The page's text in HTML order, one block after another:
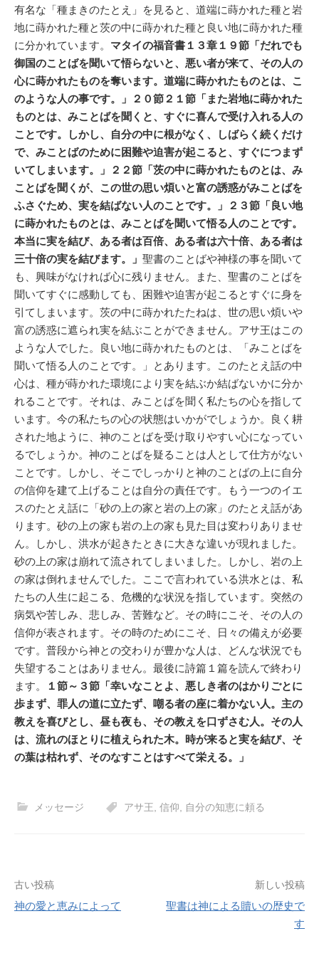
有名な「種まきのたとえ」を見ると、道端に蒔かれた種と岩
地に蒔かれた種と茨の中に蒔かれた種と良い地に蒔かれた種
に分かれています。 マタイの福音書１３章１９節「だれでも
御国のことばを聞いて悟らないと、悪い者が来て、その人の
心に蒔かれたものを奪います。道端に蒔かれたものとは、こ
のような人の事です。」２０節２１節「また岩地に蒔かれた
ものとは、みことばを聞くと、すぐに喜んで受け入れる人の
ことです。しかし、自分の中に根がなく、しばらく続くだけ
で、みことばのために困難や迫害が起こると、すぐにつまず
いてしまいます。」２２節「茨の中に蒔かれたものとは、み
ことばを聞くが、この世の思い煩いと富の誘惑がみことばを
ふさぐため、実を結ばない人のことです。」２３節「良い地
に蒔かれたものとは、みことばを聞いて悟る人のことです。
本当に実を結び、ある者は百倍、ある者は六十倍、ある者は
三十倍の実を結びます。」 聖書のことばや神様の事を聞いて
も、興味がなければ心に残りません。また、聖書のことばを
聞いてすぐに感動しても、困難や迫害が起こるとすぐに身を
引てしまいます。茨の中に蒔かれたたねは、世の思い煩いや
富の誘惑に遮られ実を結ぶことができません。アサ王はこの
ような人でした。良い地に蒔かれたものとは、「みことばを
聞いて悟る人のことです。」とあります。このたとえ話の中
心は、種が蒔かれた環境により実を結ぶか結ばないかに分か
れることです。それは、みことばを聞く私たちの心を指して
います。今の私たちの心の状態はいかがでしょうか。良く耕
された地ように、神のことばを受け取りやすい心になってい
るでしょうか。神のことばを疑ることは人として仕方がない
ことです。しかし、そこでしっかりと神のことばの上に自分
の信仰を建て上げることは自分の責任です。もう一つのイエ
スのたとえ話に「砂の上の家と岩の上の家」のたとえ話があ
ります。砂の上の家も岩の上の家も見た目は変わりありませ
ん。しかし、洪水が起きたときに大きな違いが現れました。
砂の上の家は崩れて流されてしまいました。しかし、岩の上
の家は倒れませんでした。ここで言われている洪水とは、私
たちの人生に起こる、危機的な状況を指しています。突然の
病気や苦しみ、悲しみ、苦難など。その時にこそ、その人の
信仰が表されます。その時のためにこそ、日々の備えが必要
です。普段から神との交わりが豊かな人は、どんな状況でも
失望することはありません。最後に詩篇１篇を読んで終わり
ます。
１節～３節「幸いなことよ、悪しき者のはかりごとに
歩まず、罪人の道に立たず、嘲る者の座に着かない人。主の
教えを喜びとし、昼も夜も、その教えを口ずさむ人。その人
は、流れのほとりに植えられた木。時が来ると実を結び、そ
の葉は枯れず、そのなすことはすべて栄える。」
メッセージ アサ王 信仰 自分の知恵に頼る
投
稿
古い投稿
神の愛と恵みによって
新しい投稿
聖書は神による贖いの歴史で
す